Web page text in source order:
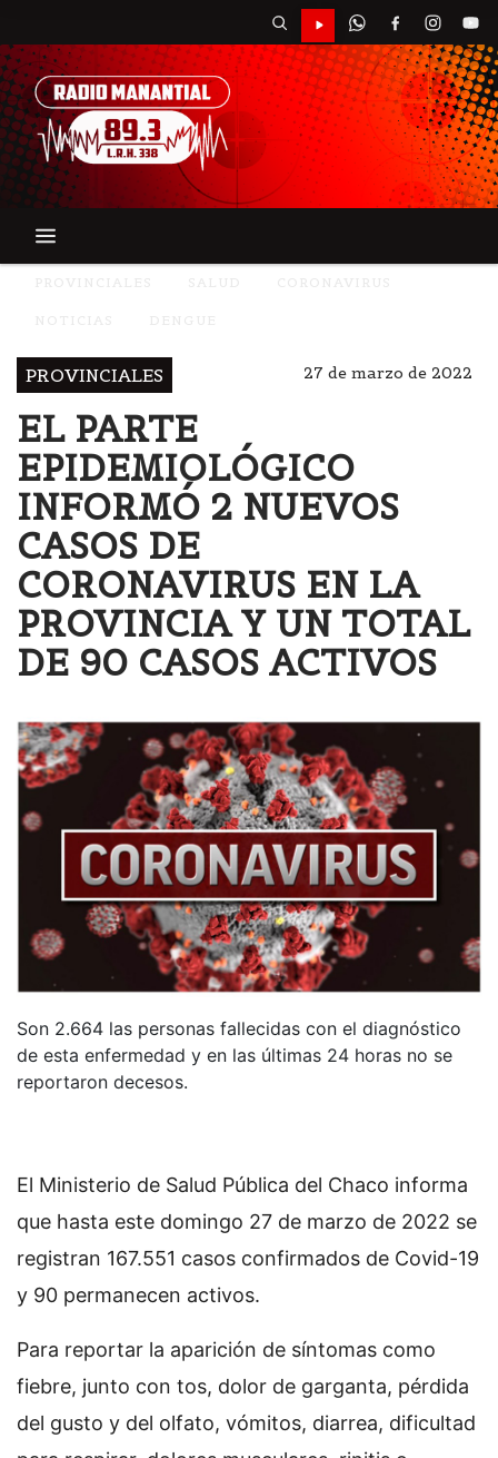
PROVINCIALES 27 de marzo de 2022
EL PARTE
EPIDEMIOLÓGICO
INFORMÓ 2 NUEVOS
CASOS DE
CORONAVIRUS EN LA
PROVINCIA Y UN TOTAL
DE 90 CASOS ACTIVOS
Son 2.664 las personas fallecidas con el diagnóstico
de esta enfermedad y en las últimas 24 horas no se
reportaron decesos.
El Ministerio de Salud Pública del Chaco informa
que hasta este domingo 27 de marzo de 2022 se
registran 167.551 casos confirmados de Covid-19
y 90 permanecen activos.
Para reportar la aparición de síntomas como
fiebre, junto con tos, dolor de garganta, pérdida
del gusto y del olfato, vómitos, diarrea, dificultad